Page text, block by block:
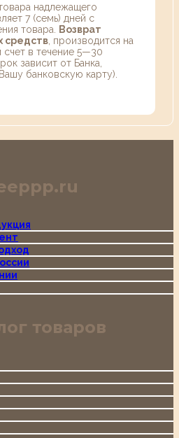
надлежащего
7 (семь) дней с
товара.
Возврат
средств , производится на
счет в течение 5—30
зависит от Банка,
банковскую карту).
товаров